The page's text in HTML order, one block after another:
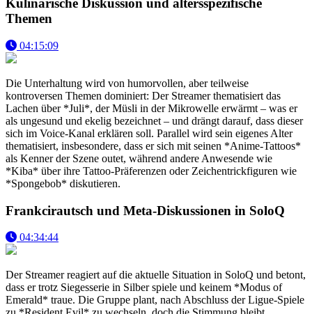
Kulinarische Diskussion und altersspezifische
Themen
04:15:09
Die Unterhaltung wird von humorvollen, aber teilweise
kontroversen Themen dominiert: Der Streamer thematisiert das
Lachen über *Juli*, der Müsli in der Mikrowelle erwärmt – was er
als ungesund und ekelig bezeichnet – und drängt darauf, dass dieser
sich im Voice-Kanal erklären soll. Parallel wird sein eigenes Alter
thematisiert, insbesondere, dass er sich mit seinen *Anime-Tattoos*
als Kenner der Szene outet, während andere Anwesende wie
*Kiba* über ihre Tattoo-Präferenzen oder Zeichentrickfiguren wie
*Spongebob* diskutieren.
Frankcirautsch und Meta-Diskussionen in SoloQ
04:34:44
Der Streamer reagiert auf die aktuelle Situation in SoloQ und betont,
dass er trotz Siegesserie in Silber spiele und keinem *Modus of
Emerald* traue. Die Gruppe plant, nach Abschluss der Ligue-Spiele